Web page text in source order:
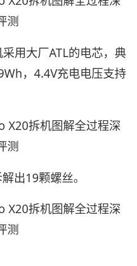
用大厂ATL的电芯，典
，4.4V充电电压支持
出19颗螺丝。